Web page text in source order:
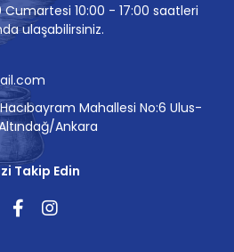
10:00 - 17:00 saatleri
ulaşabilirsiniz.
Mahallesi No:6 Ulus-
Ankara
Takip Edin